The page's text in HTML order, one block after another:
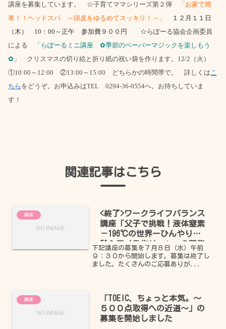
講座を募集しています。 ☆子育てママシリーズ第２弾
「お家で簡
単！！ヘッドスパ ～頭皮をゆるめてスッキリ！～」
１２月１１日
（木） 10：00～正午 参加費９００円 ☆らぽーる協会企画委員
による 「らぽーるミニ講座 ✿季節のペーパーマジックを楽しもう
✿」 クリスマスの切り絵と折り紙の祝い袋を作ります。12/2（火）
①10:00～12:00 ②13:00～15:00 どちらかの時間帯で。 詳しくはこ
ちら をどうぞ。お申込みはTEL 0294-36-0554へ。お待ちしていま
す！
関連記事はこちら
講座
<終了>ワークライフバランス
講座「父子で挑戦！液体窒素
－196℃の世界ーひんやり実
験＆アイス作りー」 の募集
を開始します
下記講座の募集を７月８日（水）午前
９：３０から開始します。募集は終了し
ました。たくさんのご応募ありが...
講座
「TOEIC、ちょっと本気。～
５００点取得への近道～」の
募集を開始しました